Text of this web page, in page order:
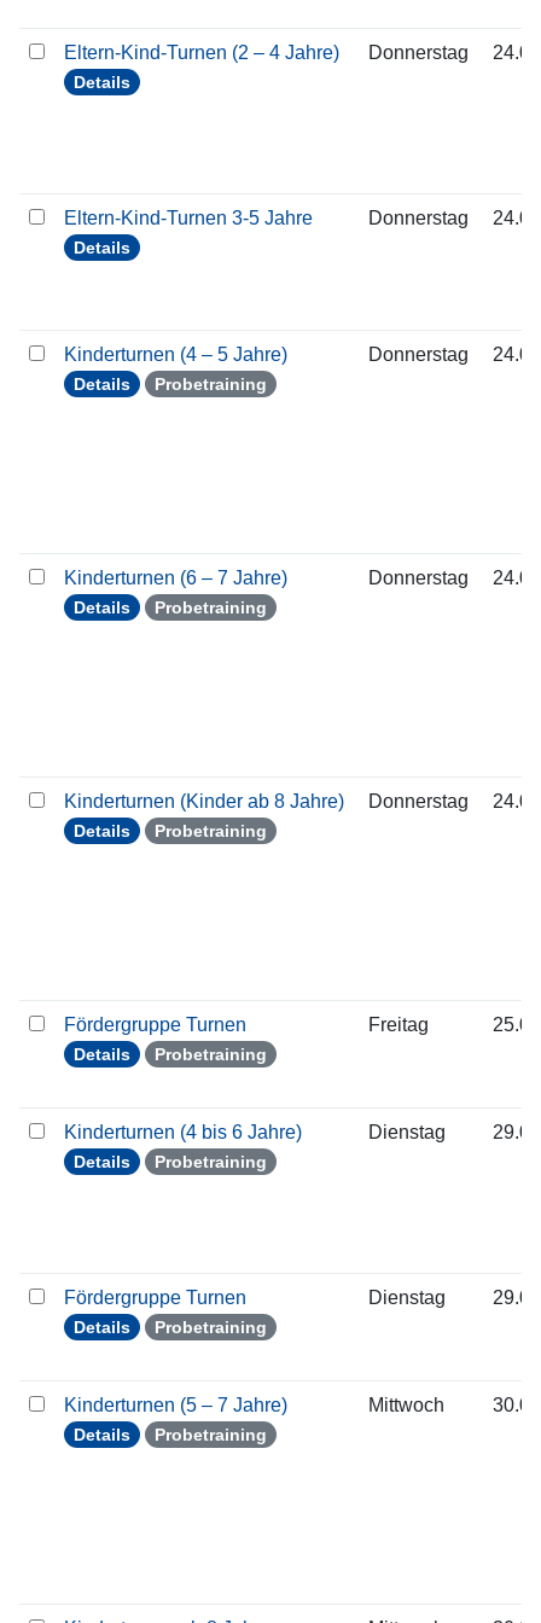
Eltern-Kind-Turnen (2 – 4 Jahre)
Details
Donnerstag
Eltern-Kind-Turnen 3-5 Jahre
Details
Donnerstag
Kinderturnen (4 – 5 Jahre)
Details Probetraining
Donnerstag
Kinderturnen (6 – 7 Jahre)
Details Probetraining
Donnerstag
Kinderturnen (Kinder ab 8 Jahre)
Details Probetraining
Donnerstag
Fördergruppe Turnen
Details Probetraining
Freitag
Kinderturnen (4 bis 6 Jahre)
Details Probetraining
Dienstag
Fördergruppe Turnen
Details Probetraining
Dienstag
Kinderturnen (5 – 7 Jahre)
Details Probetraining
Mittwoch